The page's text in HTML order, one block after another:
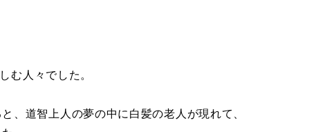
む人々でした。
、道智上人の夢の中に白髪の老人が現れて、